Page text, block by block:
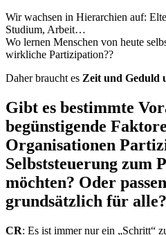
Wir wachsen in Hierarchien auf:
Studium, Arbeit…
Wo lernen Menschen von heute
wirkliche Partizipation??
Daher braucht es Zeit und Geduld
Gibt es bestimmte
begünstigende
Organisationen
Selbststeuerung zum
möchten? Oder
grundsätzlich für alle?
CR: Es ist immer nur ein „Schritt“